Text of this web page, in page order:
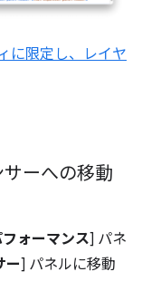
に限定し、レイヤ
ーへの移動
フォーマンス] パネ
ー] パネルに移動